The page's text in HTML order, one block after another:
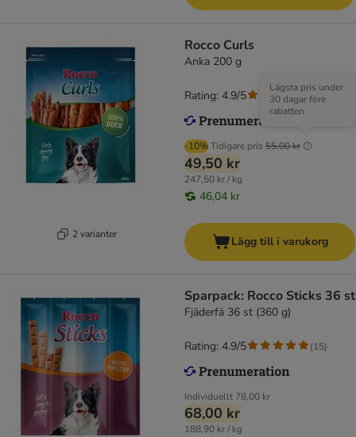
2 varianter
Rocco Curls
Anka 200 g
-10%Tidigare pris 55,00 kr
Lägsta pris under
30 dagar före
rabatten
49,50 kr
247,50 kr / kg
46,04 kr
Rating: 4.9/5 (14)
Lägg till i varukorg
Sparpack: Rocco Sticks 36 st
Fjäderfä 36 st (360 g)
Individuellt 78,00 kr
68,00 kr
188,90 kr / kg
Rating: 4.9/5 (15)